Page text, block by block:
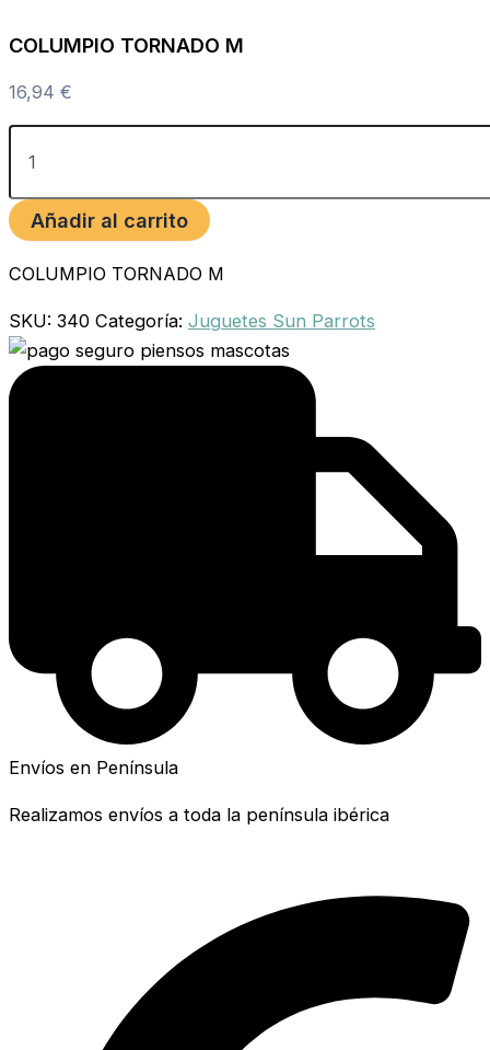
COLUMPIO TORNADO M
16,94 €
Añadir al carrito
COLUMPIO TORNADO M
SKU: 340 Categoría: Juguetes Sun Parrots
Envíos en Península
Realizamos envíos a toda la península ibérica